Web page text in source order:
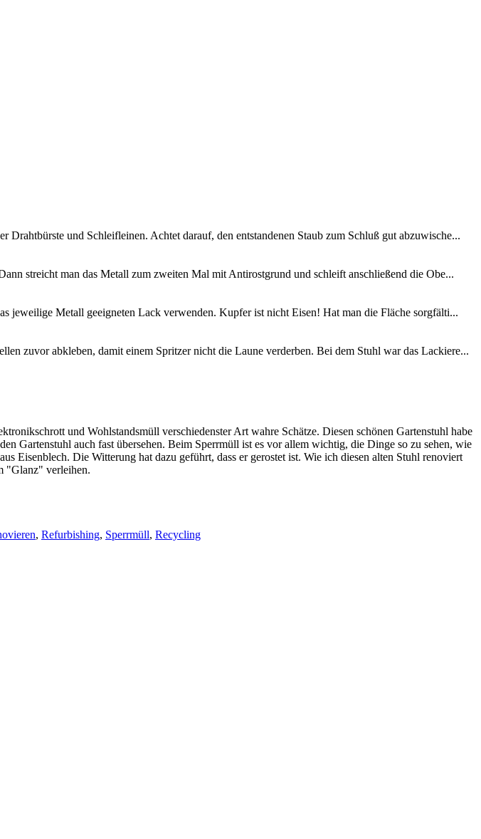
und Schleifleinen. Achtet darauf, den entstandenen Staub zum Schluß gut abzuwische...
streicht man das Metall zum zweiten Mal mit Antirostgrund und schleift anschließend die Obe...
jeweilige Metall geeigneten Lack verwenden. Kupfer ist nicht Eisen! Hat man die Fläche sorgfälti...
zuvor abkleben, damit einem Spritzer nicht die Laune verderben. Bei dem Stuhl war das Lackiere...
und Wohlstandsmüll verschiedenster Art wahre Schätze. Diesen schönen Gartenstuhl habe
Gartenstuhl auch fast übersehen. Beim Sperrmüll ist es vor allem wichtig, die Dinge so zu sehen, wie
Eisenblech. Die Witterung hat dazu geführt, dass er gerostet ist. Wie ich diesen alten Stuhl renoviert
"Glanz" verleihen.
, Refurbishing, Sperrmüll, Recycling